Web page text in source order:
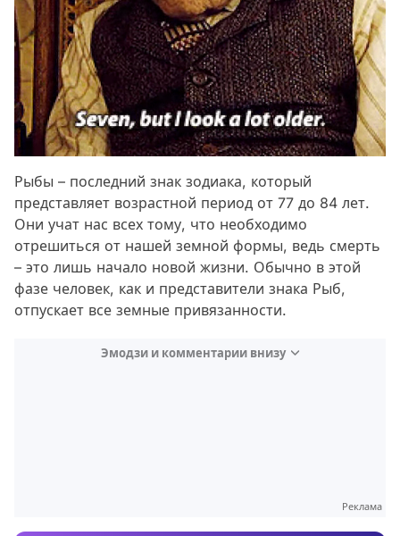
Рыбы – последний знак зодиака, который
представляет возрастной период от 77 до 84 лет.
Они учат нас всех тому, что необходимо
отрешиться от нашей земной формы, ведь смерть
– это лишь начало новой жизни. Обычно в этой
фазе человек, как и представители знака Рыб,
отпускает все земные привязанности.
Эмодзи и комментарии внизу
Реклама